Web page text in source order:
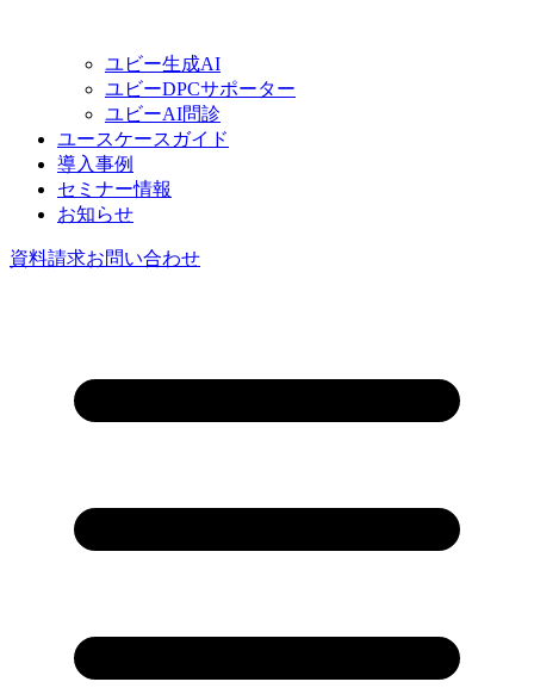
ユビー生成AI
ユビーDPCサポーター
ユビーAI問診
ユースケースガイド
導入事例
セミナー情報
お知らせ
資料請求お問い合わせ